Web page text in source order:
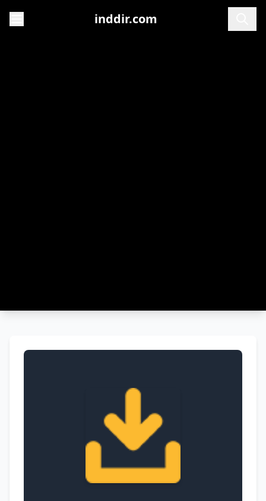
inddir.com